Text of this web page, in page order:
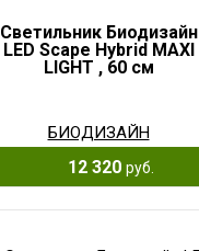
Светильник Биодизайн
LED Scape Hybrid MAXI
LIGHT , 60 см
БИОДИЗАЙН
12 320 руб.